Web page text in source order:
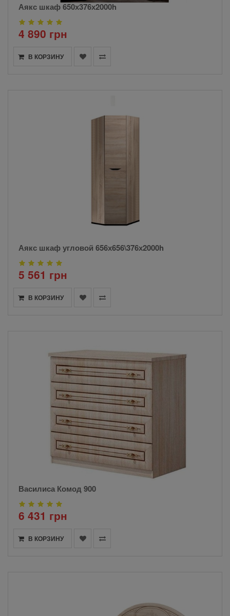
Аякс шкаф 650х376х2000h
4 890 грн
В КОРЗИНУ
Аякс шкаф угловой 656х656\376х2000h
5 561 грн
В КОРЗИНУ
Василиса Комод 900
6 431 грн
В КОРЗИНУ